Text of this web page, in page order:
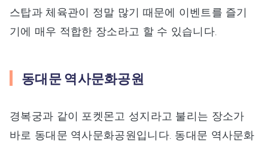
스탑과 체육관이 정말 많기 때문에 이벤트를 즐기
기에 매우 적합한 장소라고 할 수 있습니다.
동대문 역사문화공원
경복궁과 같이 포켓몬고 성지라고 불리는 장소가
바로 동대문 역사문화공원입니다. 동대문 역사문화